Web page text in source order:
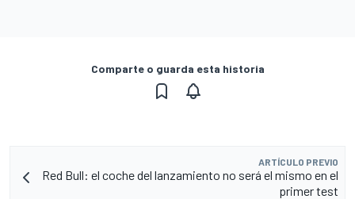
Comparte o guarda esta historia
ARTÍCULO PREVIO
Red Bull: el coche del lanzamiento no será el mismo en el
primer test